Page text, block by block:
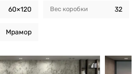
60×120
Мрамор
Вес коробки 32